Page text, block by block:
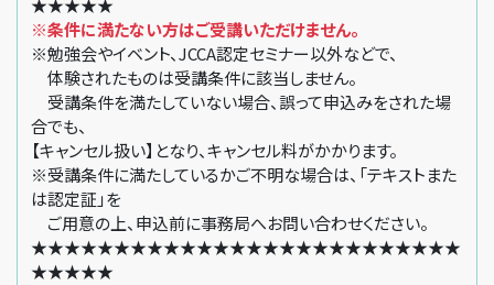
★★★★★
※条件に満たない方はご受講いただけません。
※勉強会やイベント、JCCA認定セミナー以外などで、
体験されたものは受講条件に該当しません。
受講条件を満たしていない場合、誤って申込みをされた場
合でも、
【キャンセル扱い】となり、キャンセル料がかかります。
※受講条件に満たしているかご不明な場合は、「テキストまた
は認定証」を
ご用意の上、申込前に事務局へお問い合わせください。
★★★★★★★★★★★★★★★★★★★★★★★★★★
★★★★★